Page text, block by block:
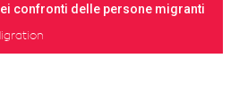
confronti delle persone migranti